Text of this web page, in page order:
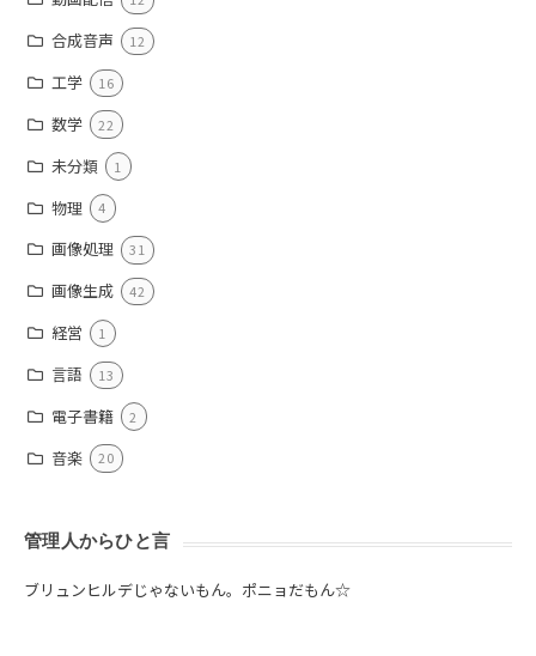
合成音声 12
工学 16
数学 22
未分類 1
物理 4
画像処理 31
画像生成 42
経営 1
言語 13
電子書籍 2
音楽 20
管理人からひと言
ブリュンヒルデじゃないもん。ポニョだもん☆